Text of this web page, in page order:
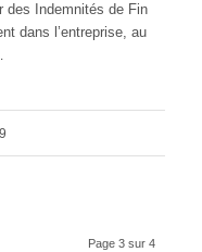
des Indemnités de Fin
dans l’entreprise, au
Page 3 sur 4